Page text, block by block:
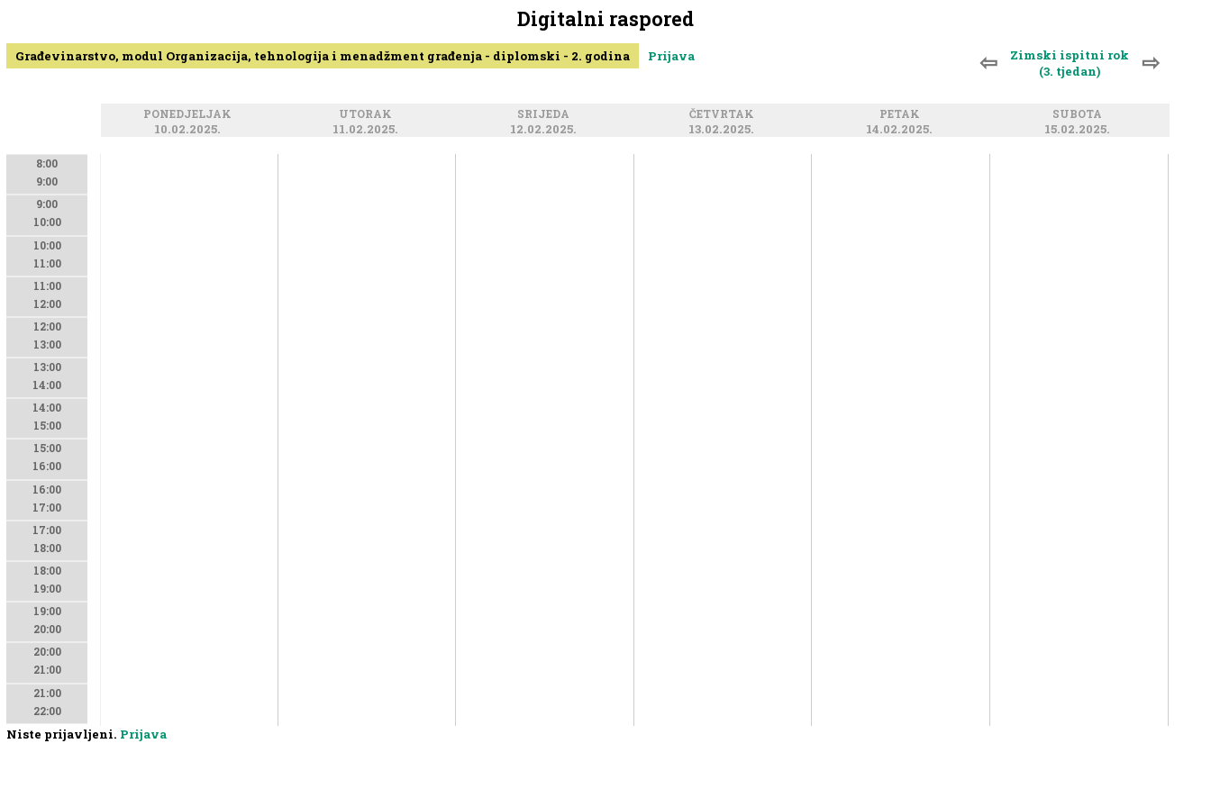
Digitalni raspored
⇦
Zimski ispitni rok
(3. tjedan)
⇨
Građevinarstvo, modul Organizacija, tehnologija i menadžment građenja - diplomski - 2. godina Prijava
PONEDJELJAK
10.02.2025.
UTORAK
11.02.2025.
SRIJEDA
12.02.2025.
ČETVRTAK
13.02.2025.
PETAK
14.02.2025.
SUBOTA
15.02.2025.
8:00
9:00
9:00
10:00
10:00
11:00
11:00
12:00
12:00
13:00
13:00
14:00
14:00
15:00
15:00
16:00
16:00
17:00
17:00
18:00
18:00
19:00
19:00
20:00
20:00
21:00
21:00
22:00
Niste prijavljeni. Prijava